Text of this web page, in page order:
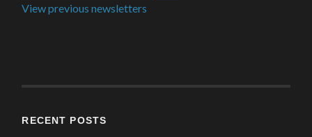
View previous newsletters
RECENT POSTS